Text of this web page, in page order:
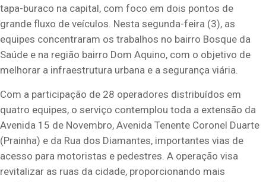
tapa-buraco na capital, com foco em dois pontos de
grande fluxo de veículos. Nesta segunda-feira (3), as
equipes concentraram os trabalhos no bairro Bosque da
Saúde e na região bairro Dom Aquino, com o objetivo de
melhorar a infraestrutura urbana e a segurança viária.
Com a participação de 28 operadores distribuídos em
quatro equipes, o serviço contemplou toda a extensão da
Avenida 15 de Novembro, Avenida Tenente Coronel Duarte
(Prainha) e da Rua dos Diamantes, importantes vias de
acesso para motoristas e pedestres. A operação visa
revitalizar as ruas da cidade, proporcionando mais